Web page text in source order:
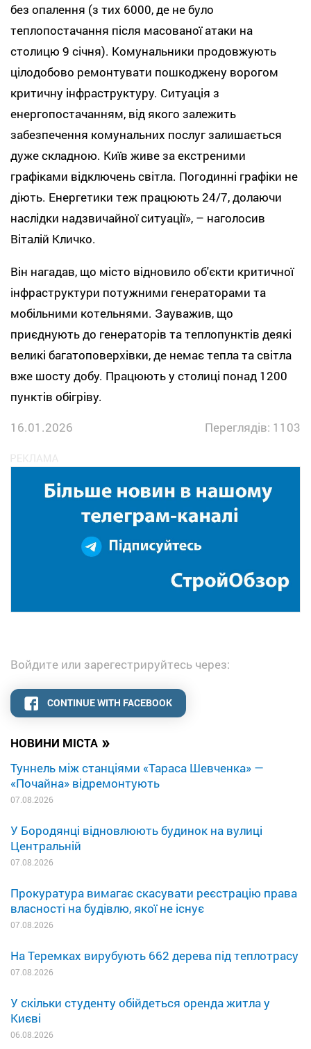
НОВИНИ МІСТА »
Туннель між станціями «Тараса Шевченка» —
«Почайна» відремонтують
07.08.2026
У Бородянці відновлюють будинок на вулиці
Центральній
07.08.2026
Прокуратура вимагає скасувати реєстрацію права
власності на будівлю, якої не існує
07.08.2026
На Теремках вирубують 662 дерева під теплотрасу
07.08.2026
У скільки студенту обійдеться оренда житла у
Києві
06.08.2026
без опалення (з тих 6000, де не було
теплопостачання після масованої атаки на
столицю 9 січня). Комунальники продовжують
цілодобово ремонтувати пошкоджену ворогом
критичну інфраструктуру. Ситуація з
енергопостачанням, від якого залежить
забезпечення комунальних послуг залишається
дуже складною. Київ живе за екстреними
графіками відключень світла. Погодинні графіки не
діють. Енергетики теж працюють 24/7, долаючи
наслідки надзвичайної ситуації», – наголосив
Віталій Кличко.
Він нагадав, що місто відновило об'єкти критичної
інфраструктури потужними генераторами та
мобільними котельнями. Зауважив, що
приєднують до генераторів та теплопунктів деякі
великі багатоповерхівки, де немає тепла та світла
вже шосту добу. Працюють у столиці понад 1200
пунктів обігріву.
16.01.2026
Переглядів: 1103
Войдите или зарегестрируйтесь через:
CONTINUE WITH FACEBOOK